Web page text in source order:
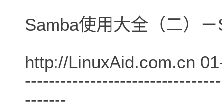
Samba使用大全（二）
http://LinuxAid.com.cn
-------